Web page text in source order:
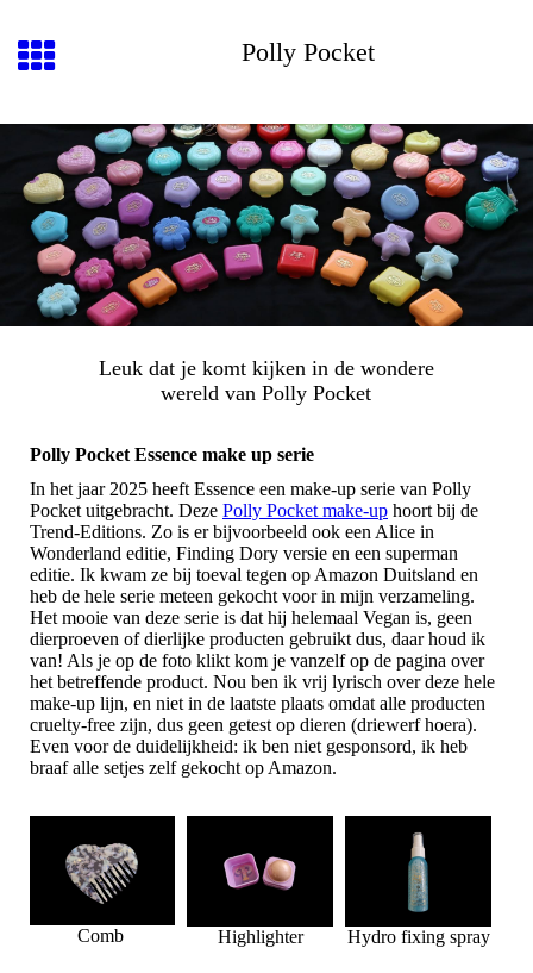
Polly Pocket
Leuk dat je komt kijken in de wondere
wereld van Polly Pocket
Polly Pocket Essence make up serie
In het jaar 2025 heeft Essence een make-up serie van Polly
Pocket uitgebracht. Deze Polly Pocket make-up hoort bij de
Trend-Editions. Zo is er bijvoorbeeld ook een Alice in
Wonderland editie, Finding Dory versie en een superman
editie. Ik kwam ze bij toeval tegen op Amazon Duitsland en
heb de hele serie meteen gekocht voor in mijn verzameling.
Het mooie van deze serie is dat hij helemaal Vegan is, geen
dierproeven of dierlijke producten gebruikt dus, daar houd ik
van! Als je op de foto klikt kom je vanzelf op de pagina over
het betreffende product. Nou ben ik vrij lyrisch over deze hele
make-up lijn, en niet in de laatste plaats omdat alle producten
cruelty-free zijn, dus geen getest op dieren (driewerf hoera).
Even voor de duidelijkheid: ik ben niet gesponsord, ik heb
braaf alle setjes zelf gekocht op Amazon.
Comb Highlighter Hydro fixing spray